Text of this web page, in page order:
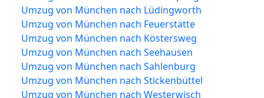
Umzug von München nach Lüdingworth
Umzug von München nach Feuerstätte
Umzug von München nach Köstersweg
Umzug von München nach Seehausen
Umzug von München nach Sahlenburg
Umzug von München nach Stickenbüttel
Umzug von München nach Westerwisch